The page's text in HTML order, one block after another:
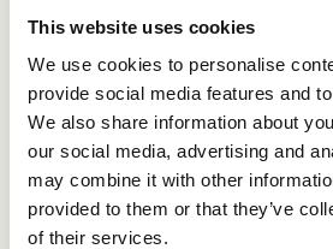
This website uses cookies
We use cookies to personalise
provide social media features and
We also share information about
our social media, advertising and
may combine it with other
provided to them or that they’ve
of their services.
Vill du veta mer?
ossom du vill veta mer om
referenstagning med Refapp